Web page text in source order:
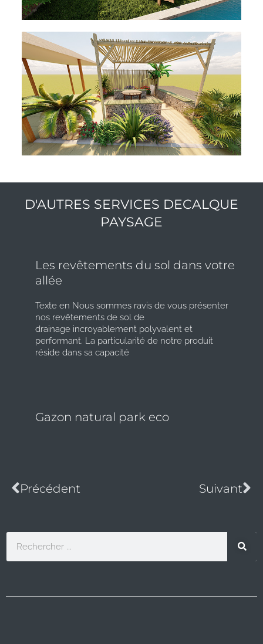
D'AUTRES SERVICES DECALQUE
PAYSAGE
Les revêtements du sol dans votre
allée
Texte en Nous sommes ravis de vous présenter
nos revêtements de sol de
drainage incroyablement polyvalent et
performant. La particularité de notre produit
réside dans sa capacité
Gazon natural park eco
Précédent Suivant